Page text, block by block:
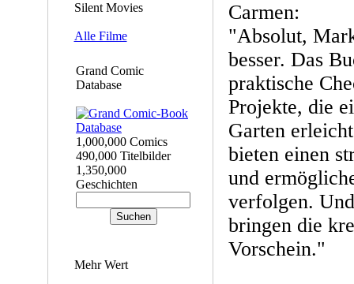
Silent Movies
Alle Filme
Grand Comic
Database
1,000,000 Comics
490,000 Titelbilder
1,350,000
Geschichten
Mehr Wert
Carmen:
"Absolut,
besser. Das
praktische
Projekte, die
Garten
bieten einen
und
verfolgen.
bringen die
Vorschein."